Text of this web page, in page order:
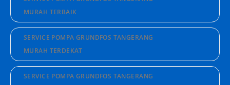
MURAH TERBAIK
SERVICE POMPA GRUNDFOS TANGERANG
MURAH TERDEKAT
SERVICE POMPA GRUNDFOS TANGERANG